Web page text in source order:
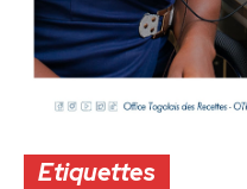
Etiquettes